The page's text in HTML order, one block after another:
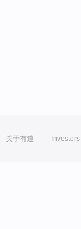
关于有道 Investors